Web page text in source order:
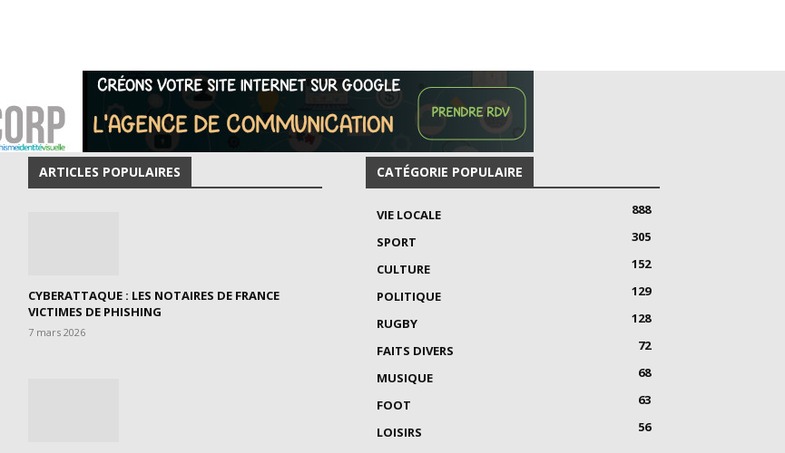
ARTICLES POPULAIRES
CYBERATTAQUE : LES NOTAIRES DE FRANCE
VICTIMES DE PHISHING
7 mars 2026
CATÉGORIE POPULAIRE
VIE LOCALE
888
SPORT
305
CULTURE
152
POLITIQUE
129
RUGBY
128
FAITS DIVERS
72
MUSIQUE
68
FOOT
63
LOISIRS
56